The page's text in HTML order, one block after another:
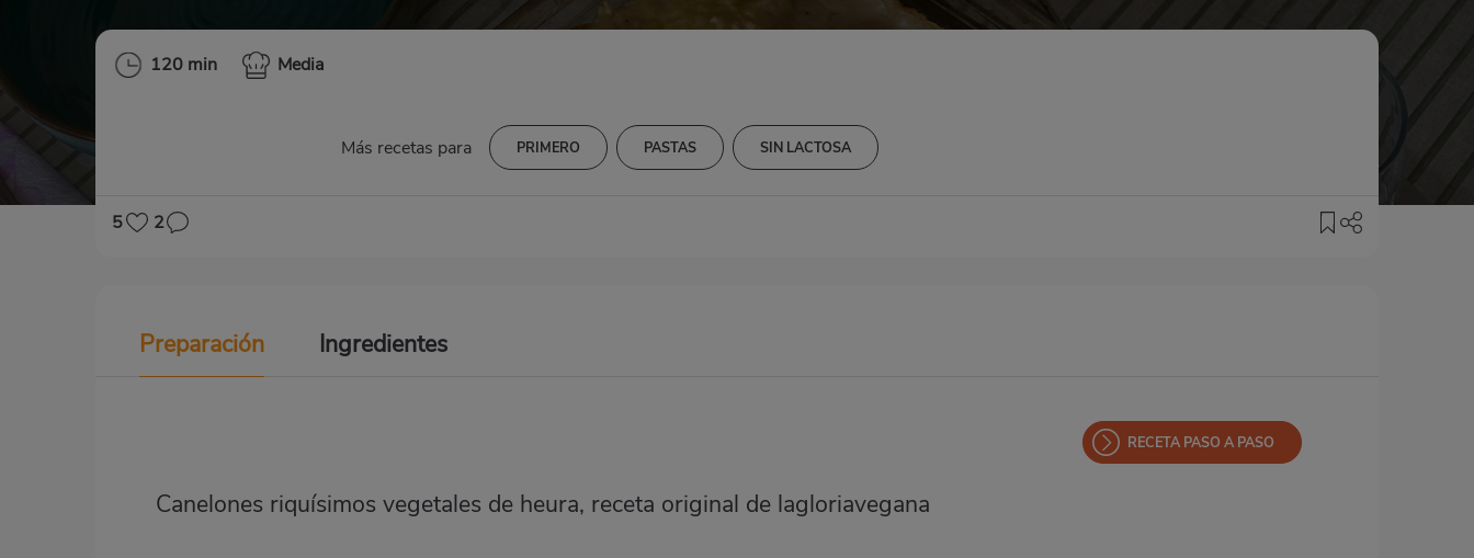
120 min Media
Más recetas para PRIMERO PASTAS SIN LACTOSA
5 2
Preparación Ingredientes
RECETA PASO A PASO
Canelones riquísimos vegetales de heura, receta original de lagloriavegana